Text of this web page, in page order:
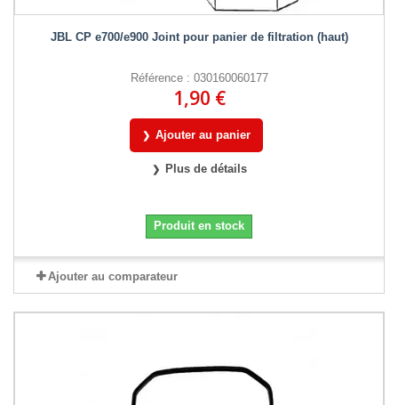
JBL CP e700/e900 Joint pour panier de filtration (haut)
Référence : 030160060177
1,90 €
Ajouter au panier
Plus de détails
Produit en stock
Ajouter au comparateur